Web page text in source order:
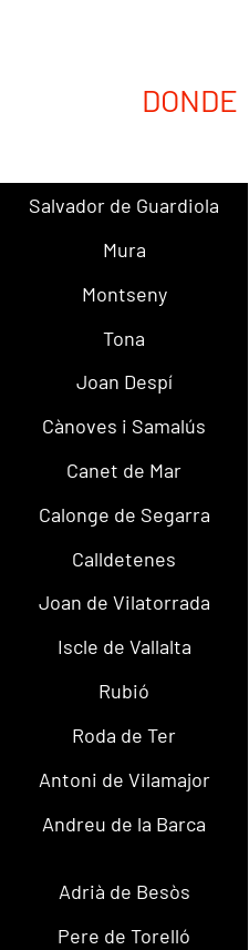
DONDE
Salvador de Guardiola
Mura
Montseny
Tona
Joan Despí
Cànoves i Samalús
Canet de Mar
Calonge de Segarra
Calldetenes
Joan de Vilatorrada
Iscle de Vallalta
Rubió
Roda de Ter
Antoni de Vilamajor
Andreu de la Barca
Adrià de Besòs
Pere de Torelló